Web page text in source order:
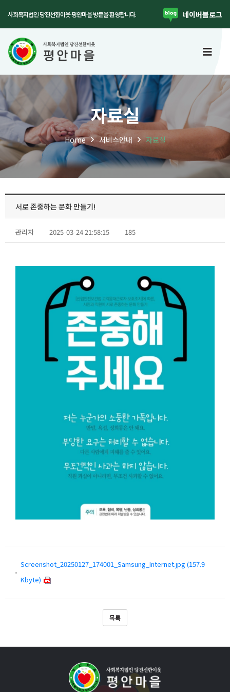
사회복지법인 당진선한이웃 평안마을 방문을 환영합니다. 네이버블로그
자료실
Home 서비스안내 자료실
서로 존중하는 문화 만들기!
관리자 2025-03-24 21:58:15 185
Screenshot_20250127_174001_Samsung_Internet.jpg (157.9
Kbyte)
목록